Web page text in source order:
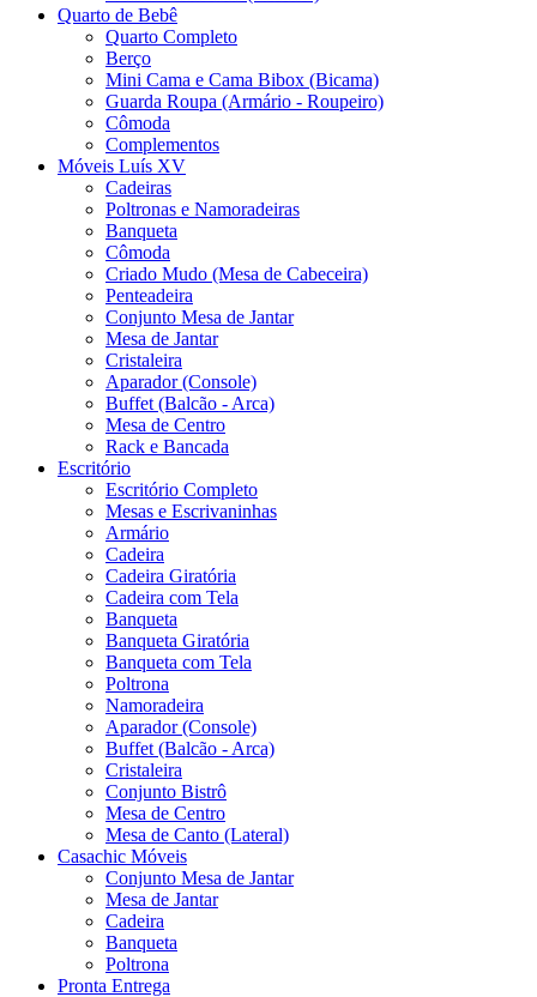
Quarto de Bebê
Quarto Completo
Berço
Mini Cama e Cama Bibox (Bicama)
Guarda Roupa (Armário - Roupeiro)
Cômoda
Complementos
Móveis Luís XV
Cadeiras
Poltronas e Namoradeiras
Banqueta
Cômoda
Criado Mudo (Mesa de Cabeceira)
Penteadeira
Conjunto Mesa de Jantar
Mesa de Jantar
Cristaleira
Aparador (Console)
Buffet (Balcão - Arca)
Mesa de Centro
Rack e Bancada
Escritório
Escritório Completo
Mesas e Escrivaninhas
Armário
Cadeira
Cadeira Giratória
Cadeira com Tela
Banqueta
Banqueta Giratória
Banqueta com Tela
Poltrona
Namoradeira
Aparador (Console)
Buffet (Balcão - Arca)
Cristaleira
Conjunto Bistrô
Mesa de Centro
Mesa de Canto (Lateral)
Casachic Móveis
Conjunto Mesa de Jantar
Mesa de Jantar
Cadeira
Banqueta
Poltrona
Pronta Entrega